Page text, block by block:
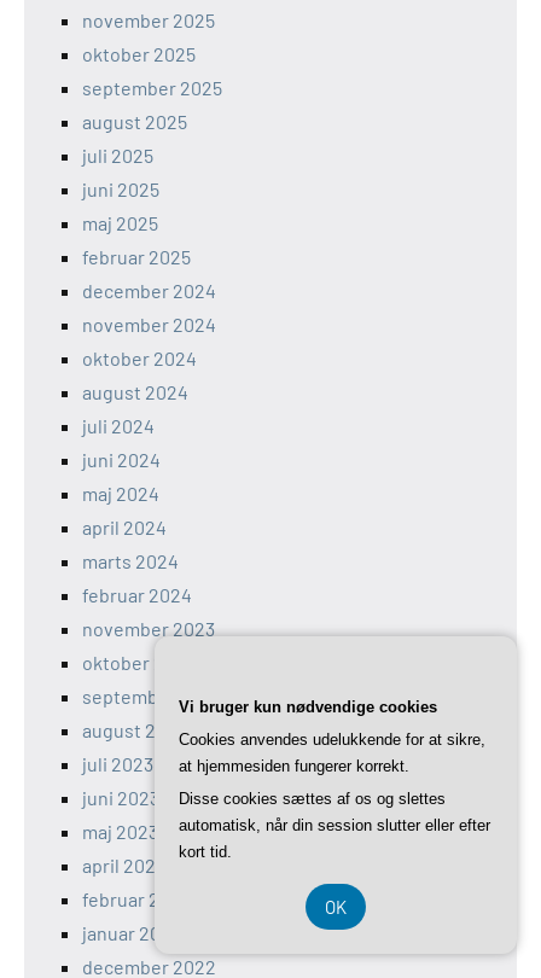
november 2025
oktober 2025
september 2025
august 2025
juli 2025
juni 2025
maj 2025
februar 2025
december 2024
november 2024
oktober 2024
august 2024
juli 2024
juni 2024
maj 2024
april 2024
marts 2024
februar 2024
november 2023
oktober 2023
september 2023
august 2023
juli 2023
juni 2023
maj 2023
april 2023
februar 2023
januar 2023
december 2022
Vi bruger kun nødvendige cookies
Cookies anvendes udelukkende for at sikre,
at hjemmesiden fungerer korrekt.
Disse cookies sættes af os og slettes
automatisk, når din session slutter eller efter
kort tid.
OK